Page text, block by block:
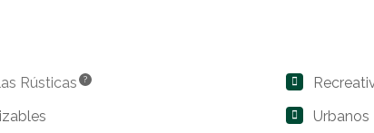
Rústicas ?
Urbanos